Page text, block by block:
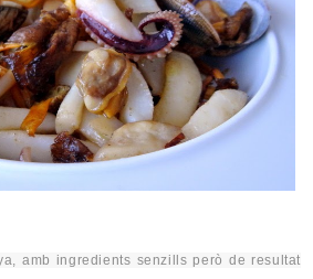
amb ingredients senzills però de resultat